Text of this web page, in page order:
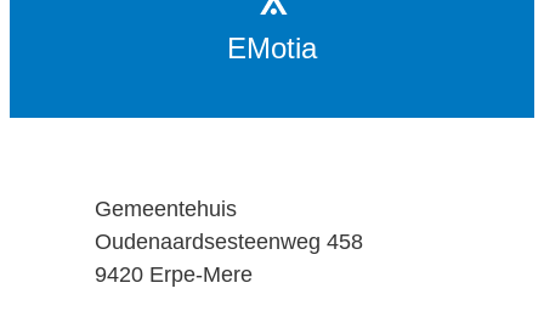
EMotia
AdresGemeentehuis
Oudenaardsesteenweg 458
,9420 Erpe-Mere